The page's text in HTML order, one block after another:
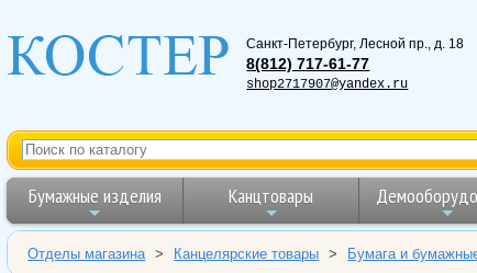
Санкт-Петербург, Лесной пр., д. 18
8(812) 717-61-77
shop2717907@yandex.ru
Бумажные изделия Канцтовары
Отделы магазина > Канцелярские товары > Бумага и